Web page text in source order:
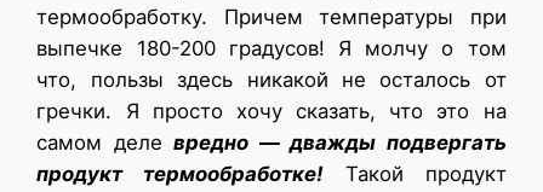
термообработку. Причем температуры при
выпечке 180-200 градусов! Я молчу о том
что, пользы здесь никакой не осталось от
гречки. Я просто хочу сказать, что это на
самом делевредно — дважды подвергать
продукт термообработке!
Такой продукт